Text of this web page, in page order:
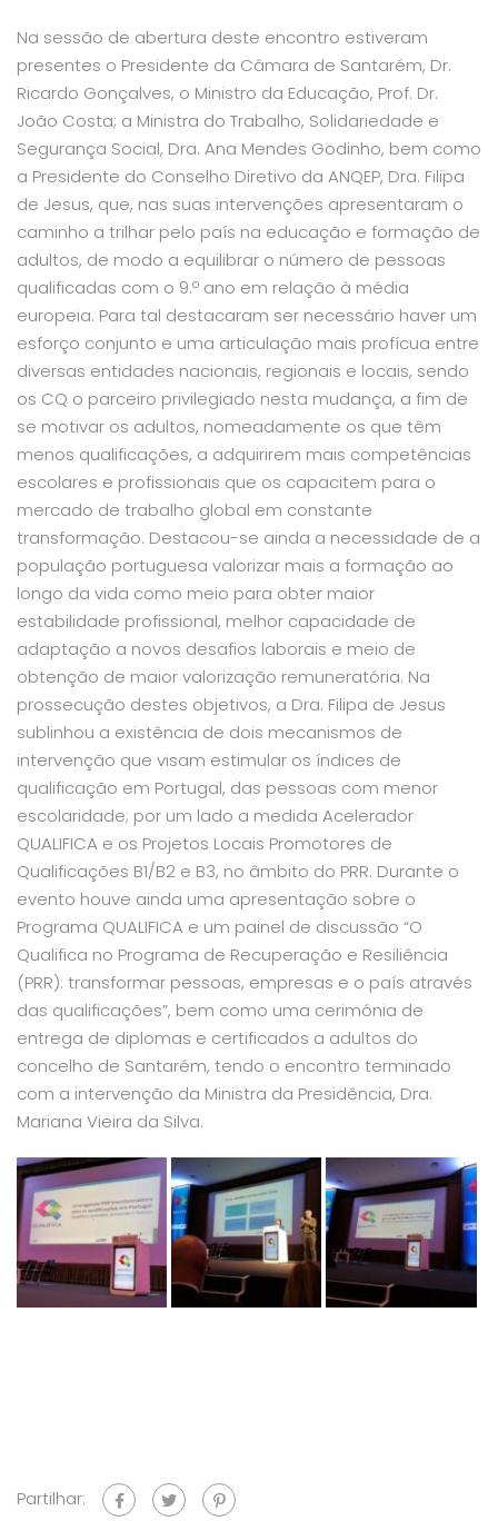
Na sessão de abertura deste encontro estiveram
presentes o Presidente da Câmara de Santarém, Dr.
Ricardo Gonçalves, o Ministro da Educação, Prof. Dr.
João Costa; a Ministra do Trabalho, Solidariedade e
Segurança Social, Dra. Ana Mendes Godinho, bem como
a Presidente do Conselho Diretivo da ANQEP, Dra. Filipa
de Jesus, que, nas suas intervenções apresentaram o
caminho a trilhar pelo país na educação e formação de
adultos, de modo a equilibrar o número de pessoas
qualificadas com o 9.º ano em relação à média
europeia. Para tal destacaram ser necessário haver um
esforço conjunto e uma articulação mais profícua entre
diversas entidades nacionais, regionais e locais, sendo
os CQ o parceiro privilegiado nesta mudança, a fim de
se motivar os adultos, nomeadamente os que têm
menos qualificações, a adquirirem mais competências
escolares e profissionais que os capacitem para o
mercado de trabalho global em constante
transformação. Destacou-se ainda a necessidade de a
população portuguesa valorizar mais a formação ao
longo da vida como meio para obter maior
estabilidade profissional, melhor capacidade de
adaptação a novos desafios laborais e meio de
obtenção de maior valorização remuneratória. Na
prossecução destes objetivos, a Dra. Filipa de Jesus
sublinhou a existência de dois mecanismos de
intervenção que visam estimular os índices de
qualificação em Portugal, das pessoas com menor
escolaridade; por um lado a medida Acelerador
QUALIFICA e os Projetos Locais Promotores de
Qualificações B1/B2 e B3, no âmbito do PRR. Durante o
evento houve ainda uma apresentação sobre o
Programa QUALIFICA e um painel de discussão “O
Qualifica no Programa de Recuperação e Resiliência
(PRR): transformar pessoas, empresas e o país através
das qualificações”, bem como uma cerimónia de
entrega de diplomas e certificados a adultos do
concelho de Santarém, tendo o encontro terminado
com a intervenção da Ministra da Presidência, Dra.
Mariana Vieira da Silva.
Partilhar: